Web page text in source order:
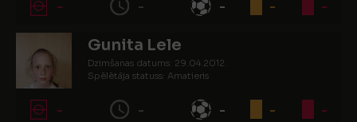
- - - - -
Gunita Lele
Dzimšanas datums: 29.04.2012.
Spēlētāja statuss: Amatieris
- - - - -